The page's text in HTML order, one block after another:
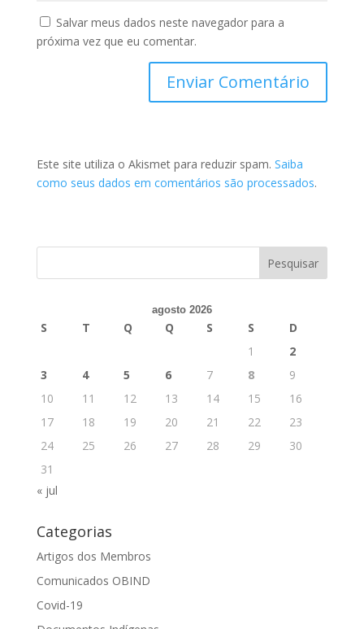
Salvar meus dados neste navegador para a
próxima vez que eu comentar.
Este site utiliza o Akismet para reduzir spam. Saiba
como seus dados em comentários são processados.
agosto 2026
S T Q Q S S
D
1
2
3
4 5 6 7 8
9
10
11 12 13 14 15
16
17
18 19 20 21 22
23
24
25 26 27 28 29
30
31
« jul
Categorias
Artigos dos Membros
Comunicados OBIND
Covid-19